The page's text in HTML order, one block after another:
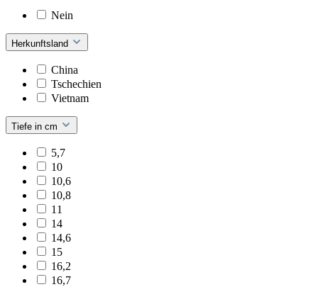
Nein
Herkunftsland
China
Tschechien
Vietnam
Tiefe in cm
5,7
10
10,6
10,8
11
14
14,6
15
16,2
16,7